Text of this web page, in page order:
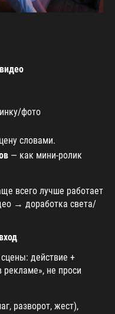
фото
словами.
— как мини-ролик
всего лучше работает
→ доработка света/
действие +
рекламе», не проси
разворот, жест),